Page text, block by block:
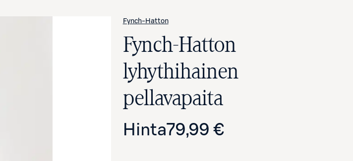
Fynch-Hatton
Fynch-Hatton
lyhythihainen
pellavapaita
Hinta79,99 €